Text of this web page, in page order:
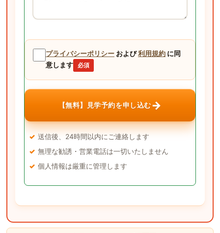
プライバシーポリシー および利用規約 に同
意します
必須
【無料】見学予約を申し込む→
送信後、24時間以内にご連絡します
無理な勧誘・営業電話は一切いたしません
個人情報は厳重に管理します